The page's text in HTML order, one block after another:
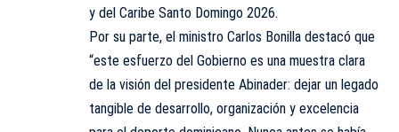
y del Caribe Santo Domingo 2026.
Por su parte, el ministro Carlos Bonilla destacó que
“este esfuerzo del Gobierno es una muestra clara
de la visión del presidente Abinader: dejar un legado
tangible de desarrollo, organización y excelencia